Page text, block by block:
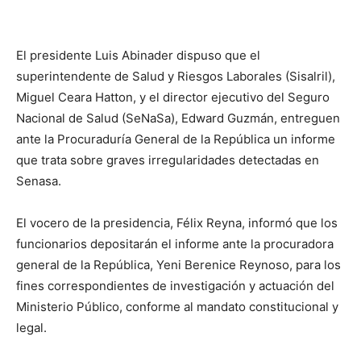
El presidente Luis Abinader dispuso que el
superintendente de Salud y Riesgos Laborales (Sisalril),
Miguel Ceara Hatton, y el director ejecutivo del Seguro
Nacional de Salud (SeNaSa), Edward Guzmán, entreguen
ante la Procuraduría General de la República un informe
que trata sobre graves irregularidades detectadas en
Senasa.
El vocero de la presidencia, Félix Reyna, informó que los
funcionarios depositarán el informe ante la procuradora
general de la República, Yeni Berenice Reynoso, para los
fines correspondientes de investigación y actuación del
Ministerio Público, conforme al mandato constitucional y
legal.